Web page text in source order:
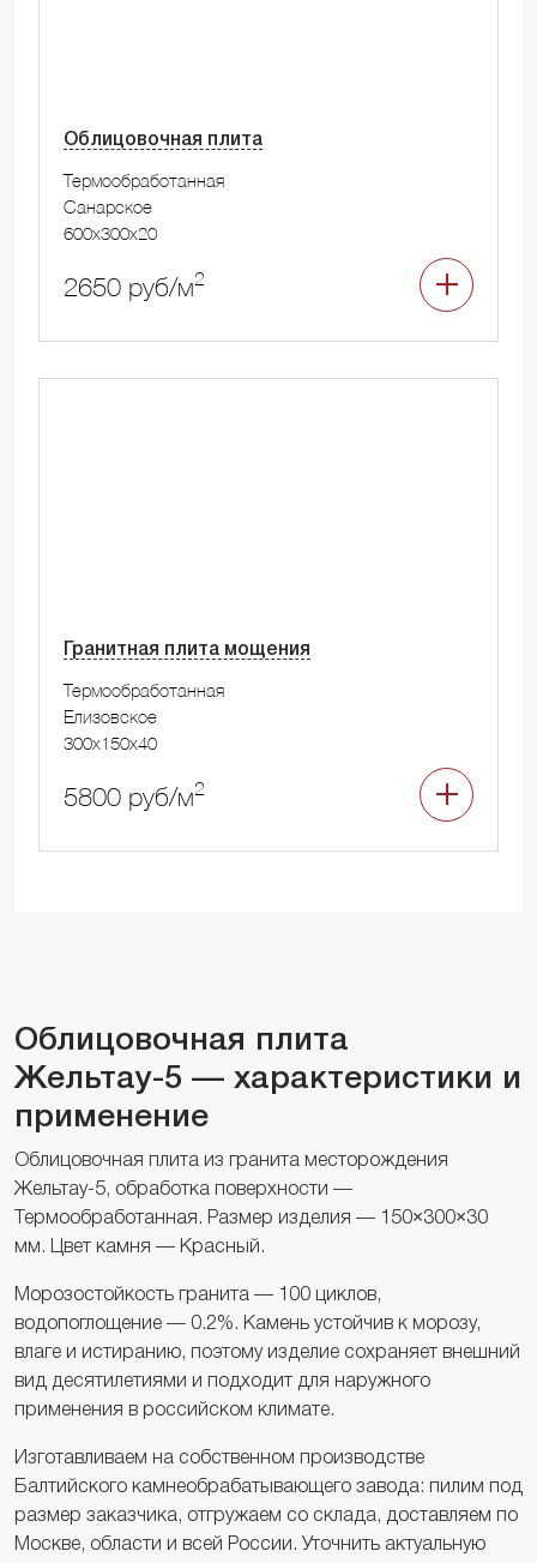
Облицовочная плита
Термообработанная
Санарское
600x300x20
2650 руб/м2
Гранитная плита мощения
Термообработанная
Елизовское
300x150x40
5800 руб/м2
Облицовочная плита
Жельтау-5 — характеристики и
применение
Облицовочная плита из гранита месторождения
Жельтау-5, обработка поверхности —
Термообработанная. Размер изделия — 150×300×30
мм. Цвет камня — Красный.
Морозостойкость гранита — 100 циклов,
водопоглощение — 0.2%. Камень устойчив к морозу,
влаге и истиранию, поэтому изделие сохраняет внешний
вид десятилетиями и подходит для наружного
применения в российском климате.
Изготавливаем на собственном производстве
Балтийского камнеобрабатывающего завода: пилим под
размер заказчика, отгружаем со склада, доставляем по
Москве, области и всей России. Уточнить актуальную